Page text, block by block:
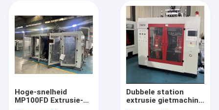
Hoge-snelheid
MP100FD Extrusie-
Dubbele station
extrusie gietmachine